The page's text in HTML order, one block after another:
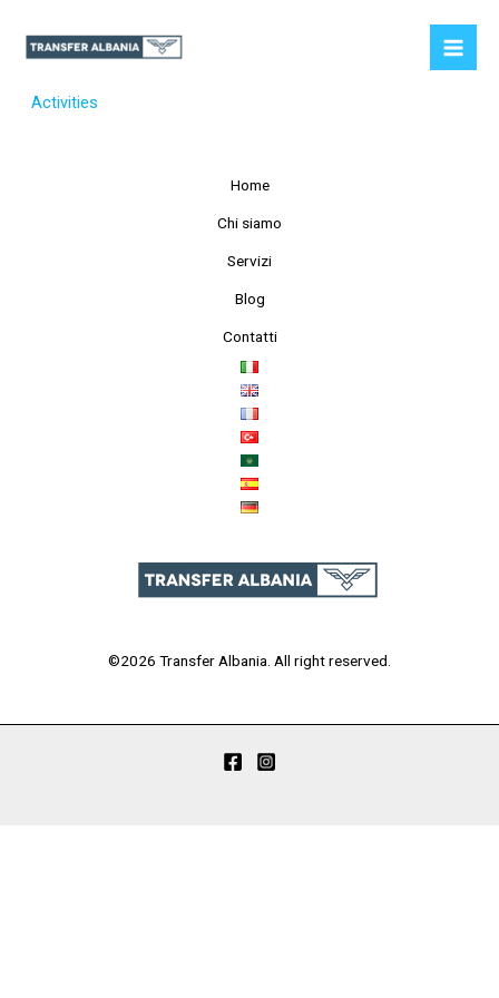
contenuto
Activities
Home
Chi siamo
Servizi
Blog
Contatti
©2026 Transfer Albania. All right reserved.